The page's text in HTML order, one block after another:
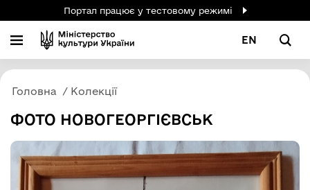
Портал працює у тестовому режимі
EN
Головна Колекції
ФОТО НОВОГЕОРГІЄВСЬК